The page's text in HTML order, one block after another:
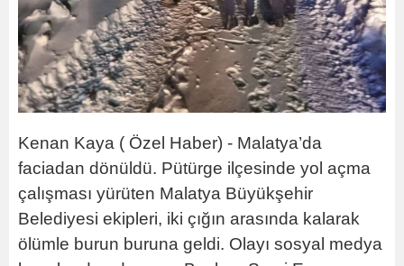
Kenan Kaya ( Özel Haber) - Malatya’da
faciadan dönüldü. Pütürge ilçesinde yol açma
çalışması yürüten Malatya Büyükşehir
Belediyesi ekipleri, iki çığın arasında kalarak
ölümle burun buruna geldi. Olayı sosyal medya